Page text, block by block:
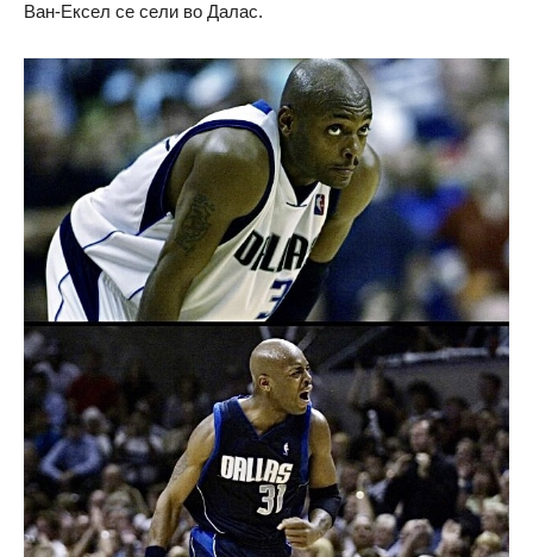
Ван-Ексел се сели во Далас.